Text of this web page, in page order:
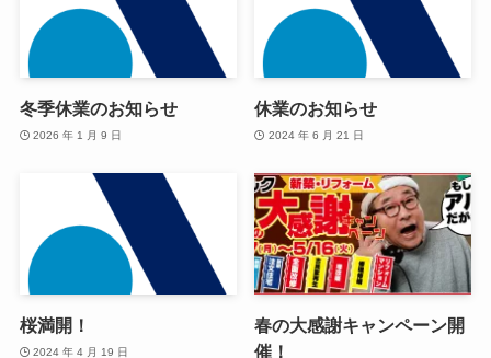
冬季休業のお知らせ
2026 年 1 月 9 日
休業のお知らせ
2024 年 6 月 21 日
桜満開！
2024 年 4 月 19 日
春の大感謝キャンペーン開
催！